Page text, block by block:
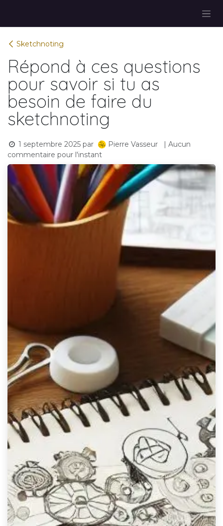
Sketchnoting
Répond à ces questions
pour savoir si tu as
besoin de faire du
sketchnoting
1 septembre 2025 par Pierre Vasseur
| Aucun
commentaire pour l'instant